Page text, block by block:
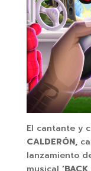
El cantante y
CALDERÓN,
lanzamiento